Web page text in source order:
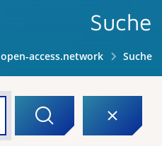
Suche
open-access.network Suche